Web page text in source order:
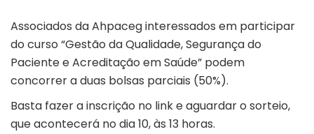
Associados da Ahpaceg interessados em participar
do curso “Gestão da Qualidade, Segurança do
Paciente e Acreditação em Saúde” podem
concorrer a duas bolsas parciais (50%).
Basta fazer a inscrição no link e aguardar o sorteio,
que acontecerá no dia 10, às 13 horas.